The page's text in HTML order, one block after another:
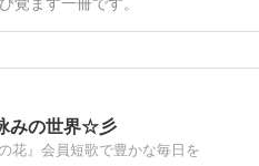
みの世界☆彡
花』会員短歌で豊かな毎日を